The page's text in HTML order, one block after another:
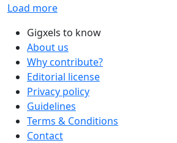
Load more
Gigxels to know
About us
Why contribute?
Editorial license
Privacy policy
Guidelines
Terms & Conditions
Contact